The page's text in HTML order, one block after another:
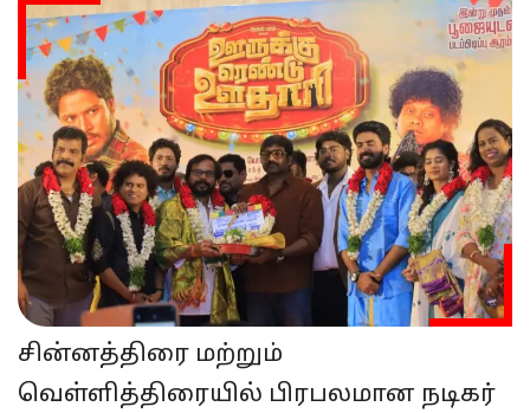
சின்னத்திரை மற்றும்
வெள்ளித்திரையில் பிரபலமான நடிகர்